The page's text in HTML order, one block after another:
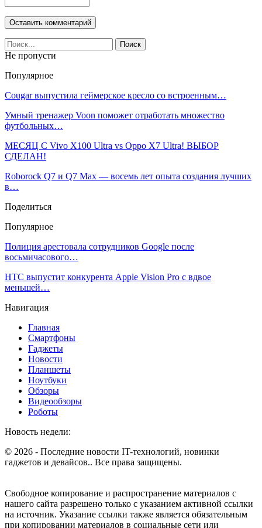
Не пропусти
Популярное
Cougar выпустила геймерское кресло со встроенным…
Умный тренажер Voon поможет отработать множество
футбольных…
МЕСЯЦ С Vivo X100 Ultra vs Oppo X7 Ultra! ВЫБОР
СДЕЛАН!
Roborock Q7 и Q7 Max — восемь лет опыта создания лучших
в…
Поделиться
Популярное
Полиция арестовала сотрудников Google после
восьмичасового…
HTC выпустит конкурента Apple Vision Pro с вдвое
меньшей…
Навигация
Главная
Смартфоны
Гаджеты
Новости
Планшеты
Ноутбуки
Обзоры
Видеообзоры
Роботы
Новость недели:
© 2026 - Последние новости IT-технологий, новинки
гаджетов и девайсов.. Все права защищены.
Свободное копирование и распространение материалов с
нашего сайта разрешено только с указанием активной ссылки
на источник. Указание ссылки также является обязательным
при копировании материалов в социальные сети или